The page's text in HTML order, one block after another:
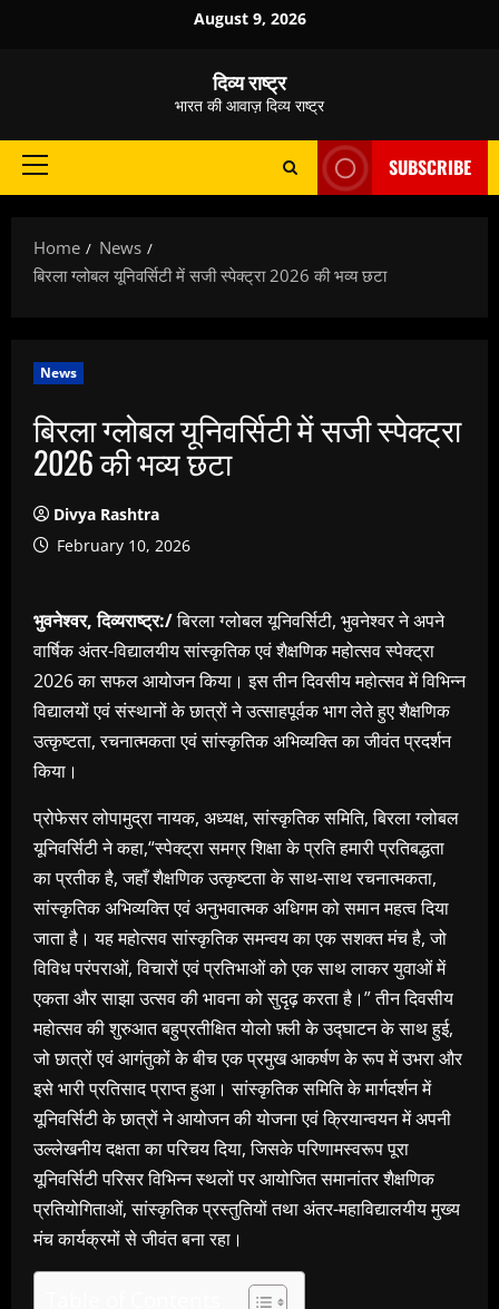
August 9, 2026
दिव्य राष्ट्र
भारत की आवाज़ दिव्य राष्ट्र
Primary
SUBSCRIBE
Home
News
बिरला ग्लोबल यूनिवर्सिटी में सजी स्पेक्ट्रा 2026 की भव्य छटा
News
बिरला ग्लोबल यूनिवर्सिटी में सजी स्पेक्ट्रा
2026 की भव्य छटा
Divya Rashtra
February 10, 2026
भुवनेश्वर, दिव्यराष्ट्र:/बिरला ग्लोबल यूनिवर्सिटी, भुवनेश्वर ने अपने
वार्षिक अंतर-विद्यालयीय सांस्कृतिक एवं शैक्षणिक महोत्सव स्पेक्ट्रा
2026 का सफल आयोजन किया। इस तीन दिवसीय महोत्सव में विभिन्न
विद्यालयों एवं संस्थानों के छात्रों ने उत्साहपूर्वक भाग लेते हुए शैक्षणिक
उत्कृष्टता, रचनात्मकता एवं सांस्कृतिक अभिव्यक्ति का जीवंत प्रदर्शन
किया।
प्रोफेसर लोपामुद्रा नायक, अध्यक्ष, सांस्कृतिक समिति, बिरला ग्लोबल
यूनिवर्सिटी ने कहा,“स्पेक्ट्रा समग्र शिक्षा के प्रति हमारी प्रतिबद्धता
का प्रतीक है, जहाँ शैक्षणिक उत्कृष्टता के साथ-साथ रचनात्मकता,
सांस्कृतिक अभिव्यक्ति एवं अनुभवात्मक अधिगम को समान महत्व दिया
जाता है। यह महोत्सव सांस्कृतिक समन्वय का एक सशक्त मंच है, जो
विविध परंपराओं, विचारों एवं प्रतिभाओं को एक साथ लाकर युवाओं में
एकता और साझा उत्सव की भावना को सुदृढ़ करता है।” तीन दिवसीय
महोत्सव की शुरुआत बहुप्रतीक्षित योलो फ़्ली के उद्घाटन के साथ हुई,
जो छात्रों एवं आगंतुकों के बीच एक प्रमुख आकर्षण के रूप में उभरा और
इसे भारी प्रतिसाद प्राप्त हुआ। सांस्कृतिक समिति के मार्गदर्शन में
यूनिवर्सिटी के छात्रों ने आयोजन की योजना एवं क्रियान्वयन में अपनी
उल्लेखनीय दक्षता का परिचय दिया, जिसके परिणामस्वरूप पूरा
यूनिवर्सिटी परिसर विभिन्न स्थलों पर आयोजित समानांतर शैक्षणिक
प्रतियोगिताओं, सांस्कृतिक प्रस्तुतियों तथा अंतर-महाविद्यालयीय मुख्य
मंच कार्यक्रमों से जीवंत बना रहा।